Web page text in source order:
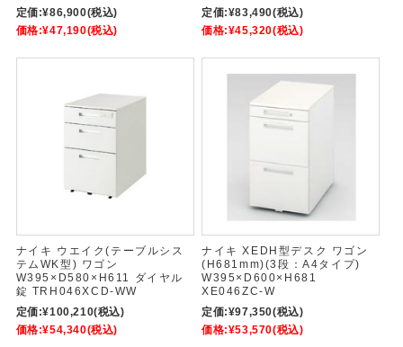
定価:¥86,900(税込)
価格:¥47,190(税込)
定価:¥83,490(税込)
価格:¥45,320(税込)
ナイキ ウエイク(テーブルシス
テムWK型) ワゴン
W395×D580×H611 ダイヤル
錠 TRH046XCD-WW
定価:¥100,210(税込)
価格:¥54,340(税込)
ナイキ XEDH型デスク ワゴン
(H681mm)(3段：A4タイプ)
W395×D600×H681
XE046ZC-W
定価:¥97,350(税込)
価格:¥53,570(税込)